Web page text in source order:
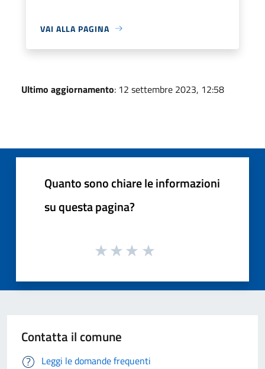
VAI ALLA PAGINA
Ultimo aggiornamento: 12 settembre 2023, 12:58
Quanto sono chiare le informazioni
su questa pagina?
Contatta il comune
Leggi le domande frequenti